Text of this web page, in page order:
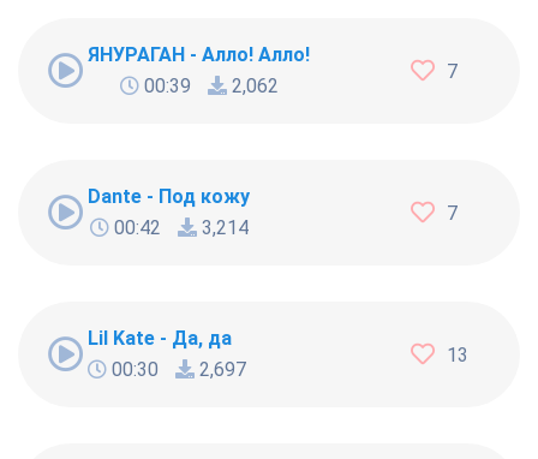
ЯНУРАГАН - Алло! Алло!
00:39
2,062
7
Dante - Под кожу
00:42
3,214
7
Lil Kate - Да, да
00:30
2,697
13